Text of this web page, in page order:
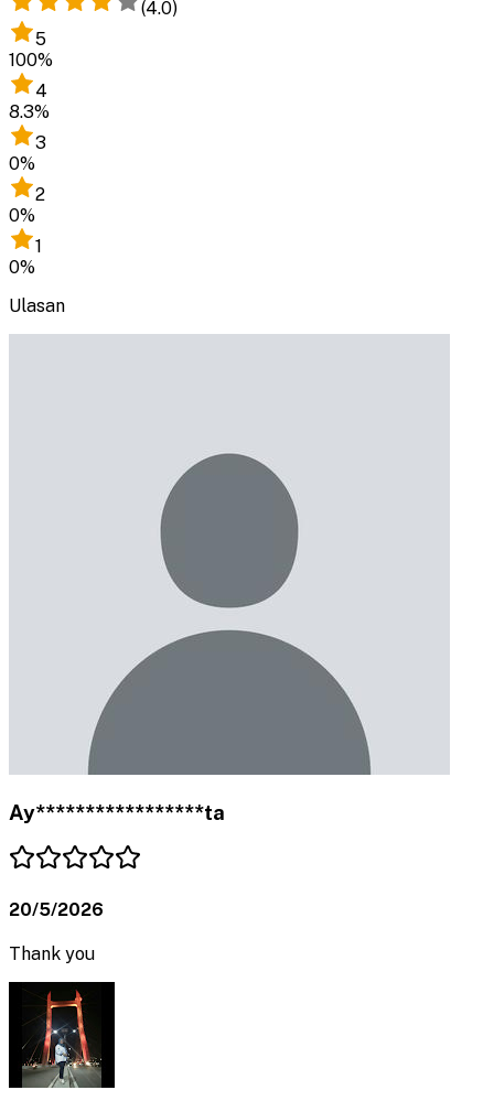
(4.0)
5
100%
4
8.3%
3
0%
2
0%
1
0%
Ulasan
Ay*****************ta
20/5/2026
Thank you